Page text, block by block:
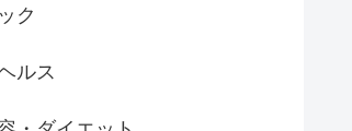
ク
ルス